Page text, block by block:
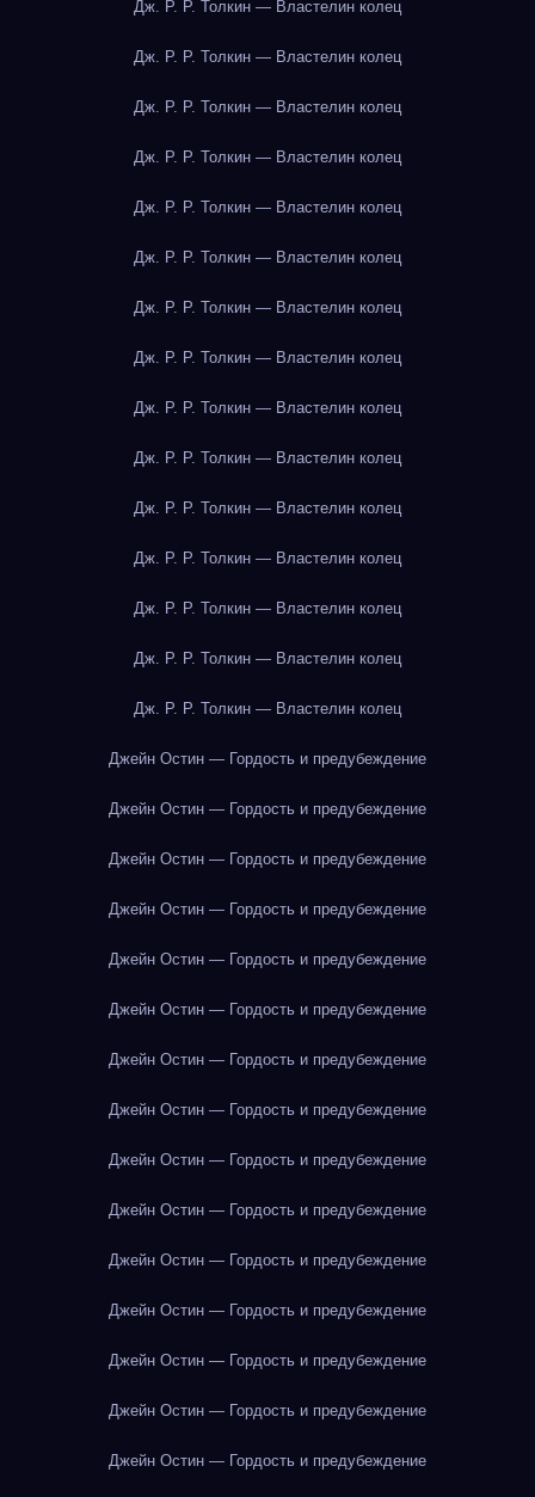
Дж. Р. Р. Толкин — Властелин колец
Дж. Р. Р. Толкин — Властелин колец
Дж. Р. Р. Толкин — Властелин колец
Дж. Р. Р. Толкин — Властелин колец
Дж. Р. Р. Толкин — Властелин колец
Дж. Р. Р. Толкин — Властелин колец
Дж. Р. Р. Толкин — Властелин колец
Дж. Р. Р. Толкин — Властелин колец
Дж. Р. Р. Толкин — Властелин колец
Дж. Р. Р. Толкин — Властелин колец
Дж. Р. Р. Толкин — Властелин колец
Дж. Р. Р. Толкин — Властелин колец
Дж. Р. Р. Толкин — Властелин колец
Дж. Р. Р. Толкин — Властелин колец
Дж. Р. Р. Толкин — Властелин колец
Джейн Остин — Гордость и предубеждение
Джейн Остин — Гордость и предубеждение
Джейн Остин — Гордость и предубеждение
Джейн Остин — Гордость и предубеждение
Джейн Остин — Гордость и предубеждение
Джейн Остин — Гордость и предубеждение
Джейн Остин — Гордость и предубеждение
Джейн Остин — Гордость и предубеждение
Джейн Остин — Гордость и предубеждение
Джейн Остин — Гордость и предубеждение
Джейн Остин — Гордость и предубеждение
Джейн Остин — Гордость и предубеждение
Джейн Остин — Гордость и предубеждение
Джейн Остин — Гордость и предубеждение
Джейн Остин — Гордость и предубеждение